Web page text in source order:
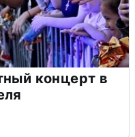
концерт в